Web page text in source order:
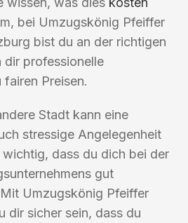
bei Umzugskönig Pfeiffer
bist du an der richtigen
dir professionelle
fairen Preisen.
Stadt kann eine
stressige Angelegenheit
wichtig, dass du dich bei der
gut
Umzugskönig Pfeiffer
dir sicher sein, dass du